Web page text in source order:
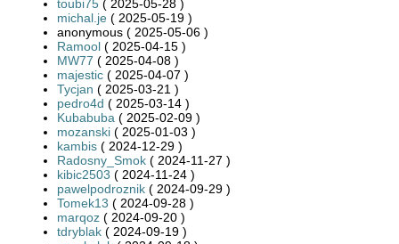
toubi75 ( 2025-05-28 )
michal.je ( 2025-05-19 )
anonymous ( 2025-05-06 )
Ramool ( 2025-04-15 )
MW77 ( 2025-04-08 )
majestic ( 2025-04-07 )
Tycjan ( 2025-03-21 )
pedro4d ( 2025-03-14 )
Kubabuba ( 2025-02-09 )
mozanski ( 2025-01-03 )
kambis ( 2024-12-29 )
Radosny_Smok ( 2024-11-27 )
kibic2503 ( 2024-11-24 )
pawelpodroznik ( 2024-09-29 )
Tomek13 ( 2024-09-28 )
marqoz ( 2024-09-20 )
tdryblak ( 2024-09-19 )